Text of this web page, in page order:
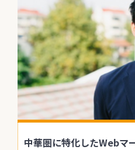
中華圏に特化したWebマ